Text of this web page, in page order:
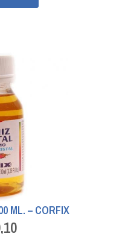
ML. – CORFIX